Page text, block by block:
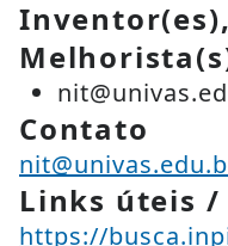
Contato
Links úteis /
https://